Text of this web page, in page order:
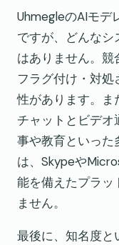
UhmegleのAIモデ
ですが、どんな
はありません。
フラグ付け・対
性があります。ま
チャットとビデ
事や教育といった
は、Skypeや
能を備えたプラッ
ません。
最後に、知名度と